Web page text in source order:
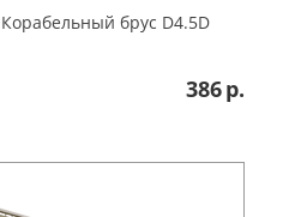
брус D4.5D
386р.